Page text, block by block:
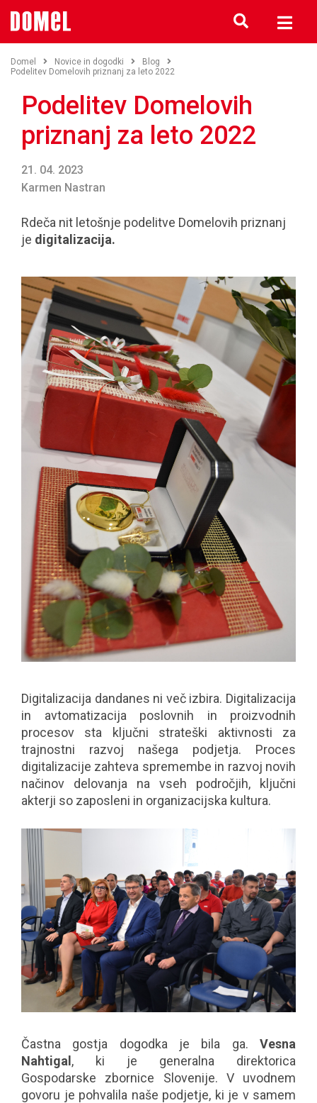
Domel Novice in dogodki
Blog
Podelitev Domelovih priznanj za leto 2022
Podelitev Domelovih
priznanj za leto 2022
21. 04. 2023
Karmen Nastran
Rdeča nit letošnje podelitve Domelovih priznanj
je digitalizacija.
Digitalizacija dandanes ni več izbira. Digitalizacija
in avtomatizacija poslovnih in proizvodnih
procesov sta ključni strateški aktivnosti za
trajnostni razvoj našega podjetja. Proces
digitalizacije zahteva spremembe in razvoj novih
načinov delovanja na vseh področjih, ključni
akterji so zaposleni in organizacijska kultura.
Častna gostja dogodka je bila ga. Vesna
Nahtigal, ki je generalna direktorica
Gospodarske zbornice Slovenije. V uvodnem
govoru je pohvalila naše podjetje, ki je v samem